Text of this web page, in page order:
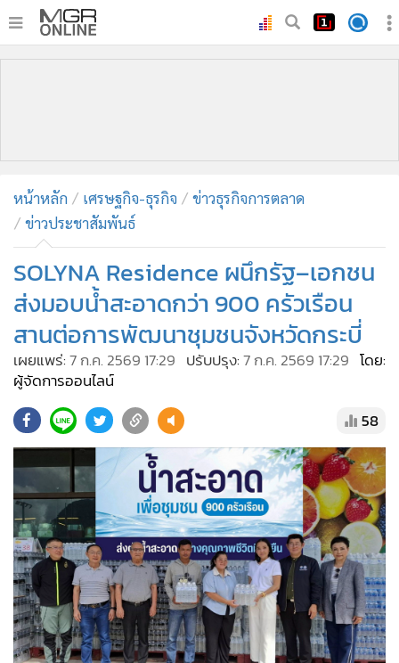
• บันเทิง
• ผู้จัดการรายวัน
• คอลัมนิสต์
ละคร
• CbizReview
• Cyber BIZ
• ผู้จัดกวน
• Green Innovation & SD
• Management & HR
• MGR Live
• Infographic
• การเมือง
• ท่องเที่ยว
• กีฬา
• ต่างประเทศ
• Special Scoop
หน้าหลัก เศรษฐกิจ-ธุรกิจ
ข่าวธุรกิจการตลาด
ข่าวประชาสัมพันธ์
SOLYNA Residence ผนึกรัฐ–เอกชน
ส่งมอบน้ำสะอาดกว่า 900 ครัวเรือน
สานต่อการพัฒนาชุมชนจังหวัดกระบี่
เผยแพร่:7 ก.ค. 2569 17:29 ปรับปรุง:7 ก.ค. 2569 17:29 โดย:
ผู้จัดการออนไลน์
58